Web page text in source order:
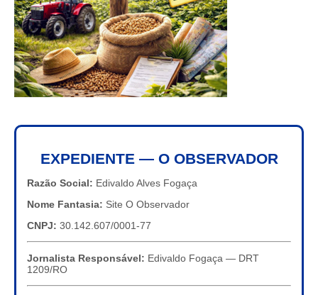
EXPEDIENTE — O OBSERVADOR
Razão Social: Edivaldo Alves Fogaça
Nome Fantasia: Site O Observador
CNPJ: 30.142.607/0001-77
Jornalista Responsável: Edivaldo Fogaça — DRT
1209/RO